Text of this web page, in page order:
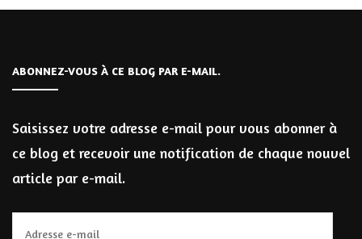
ABONNEZ-VOUS À CE BLOG PAR E-MAIL.
Saisissez votre adresse e-mail pour vous abonner à
ce blog et recevoir une notification de chaque nouvel
article par e-mail.